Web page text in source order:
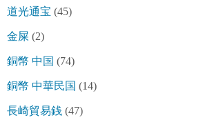
道光通宝 (45)
金屎 (2)
銅幣 中国 (74)
銅幣 中華民国 (14)
長崎貿易銭 (47)